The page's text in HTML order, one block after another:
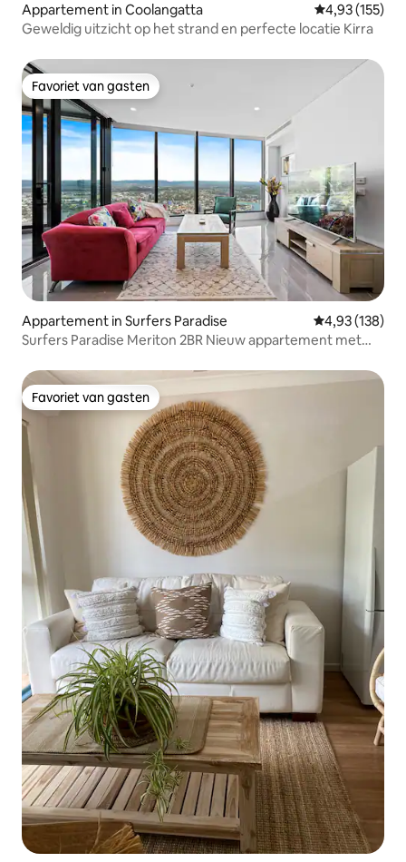
Appartement in Coolangatta Gemiddelde
4,93 (155)
Geweldig uitzicht op het strand en perfecte locatie Kirra
Favoriet van gasten
Favoriet van gasten
Appartement in Surfers Paradise Gemiddelde
4,93 (138)
Surfers Paradise Meriton 2BR Nieuw appartement met
Favoriet van gasten
Favoriet van gasten